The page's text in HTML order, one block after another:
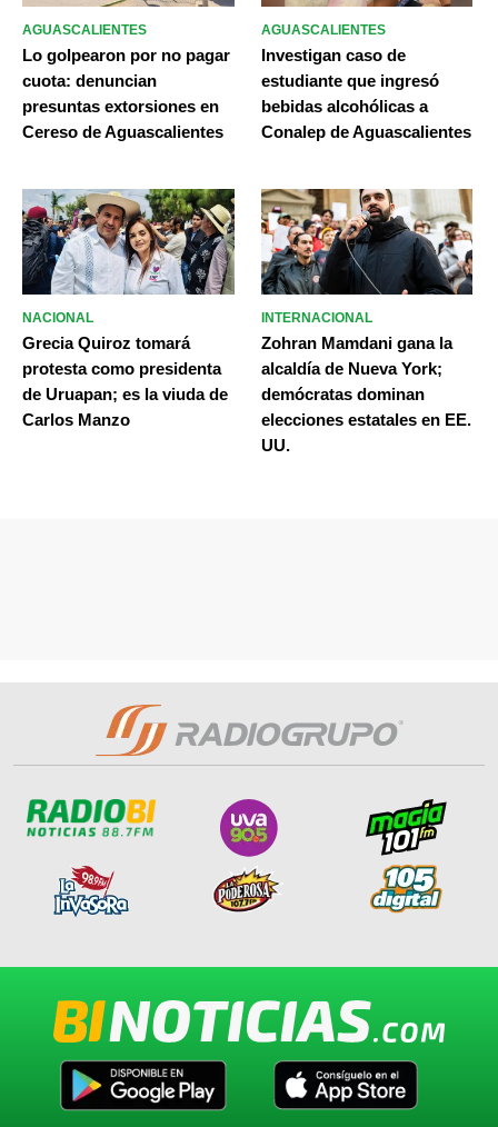
AGUASCALIENTES
Lo golpearon por no pagar
cuota: denuncian
presuntas extorsiones en
Cereso de Aguascalientes
AGUASCALIENTES
Investigan caso de
estudiante que ingresó
bebidas alcohólicas a
Conalep de Aguascalientes
NACIONAL
Grecia Quiroz tomará
protesta como presidenta
de Uruapan; es la viuda de
Carlos Manzo
INTERNACIONAL
Zohran Mamdani gana la
alcaldía de Nueva York;
demócratas dominan
elecciones estatales en EE.
UU.